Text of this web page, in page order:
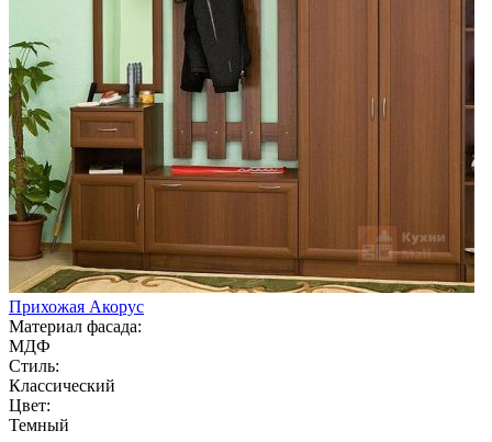
Прихожая Акорус
Материал фасада:
МДФ
Стиль:
Классический
Цвет:
Темный